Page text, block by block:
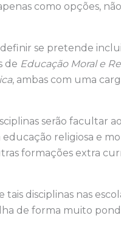
como opções,
se pretende
de Educação Moral e
, ambas com uma
serão facultar
religiosa e
formações extra
disciplinas nas
de forma muito